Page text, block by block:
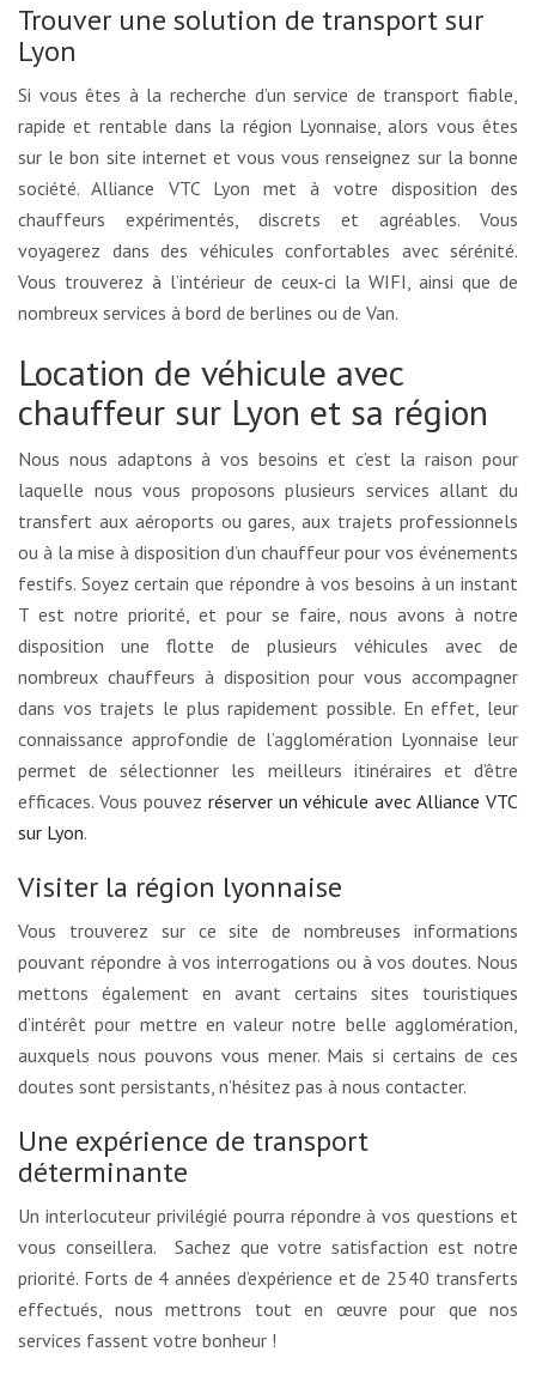
Trouver une solution de transport sur
Lyon
Si vous êtes à la recherche d’un service de transport fiable,
rapide et rentable dans la région Lyonnaise, alors vous êtes
sur le bon site internet et vous vous renseignez sur la bonne
société. Alliance VTC Lyon met à votre disposition des
chauffeurs expérimentés, discrets et agréables. Vous
voyagerez dans des véhicules confortables avec sérénité.
Vous trouverez à l’intérieur de ceux-ci la WIFI, ainsi que de
nombreux services à bord de berlines ou de Van.
Location de véhicule avec
chauffeur sur Lyon et sa région
Nous nous adaptons à vos besoins et c’est la raison pour
laquelle nous vous proposons plusieurs services allant du
transfert aux aéroports ou gares, aux trajets professionnels
ou à la mise à disposition d’un chauffeur pour vos événements
festifs. Soyez certain que répondre à vos besoins à un instant
T est notre priorité, et pour se faire, nous avons à notre
disposition une flotte de plusieurs véhicules avec de
nombreux chauffeurs à disposition pour vous accompagner
dans vos trajets le plus rapidement possible. En effet, leur
connaissance approfondie de l’agglomération Lyonnaise leur
permet de sélectionner les meilleurs itinéraires et d’être
efficaces. Vous pouvez réserver un véhicule avec Alliance VTC
sur Lyon.
Visiter la région lyonnaise
Vous trouverez sur ce site de nombreuses informations
pouvant répondre à vos interrogations ou à vos doutes. Nous
mettons également en avant certains sites touristiques
d’intérêt pour mettre en valeur notre belle agglomération,
auxquels nous pouvons vous mener. Mais si certains de ces
doutes sont persistants, n’hésitez pas à nous contacter.
Une expérience de transport
déterminante
Un interlocuteur privilégié pourra répondre à vos questions et
vous conseillera. Sachez que votre satisfaction est notre
priorité. Forts de 4 années d’expérience et de 2540 transferts
effectués, nous mettrons tout en œuvre pour que nos
services fassent votre bonheur !